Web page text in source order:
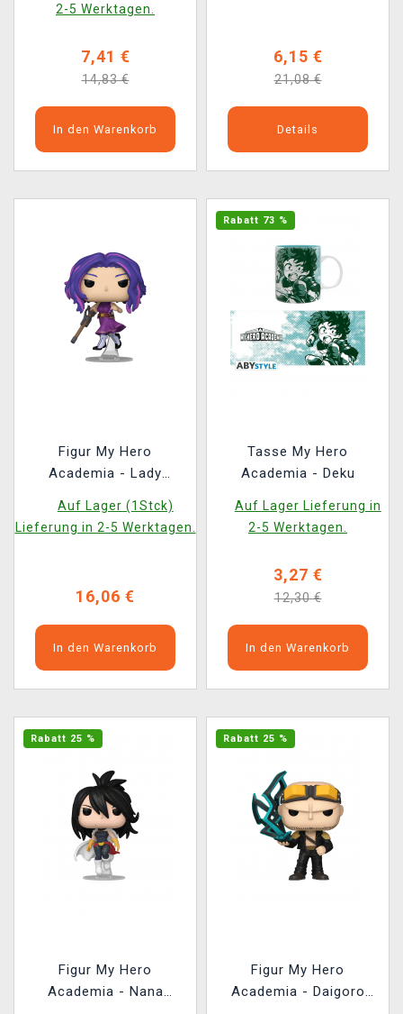
2-5 Werktagen.
7,41 €
14,83 €
In den Warenkorb
6,15 €
21,08 €
Details
Figur My Hero
Academia - Lady
Plus 1831)
Auf Lager (1Stck)
Lieferung in 2-5 Werktagen.
16,06 €
In den Warenkorb
Rabatt 73 %
Tasse My Hero
Academia - Deku
Auf Lager Lieferung in
2-5 Werktagen.
3,27 €
12,30 €
In den Warenkorb
Rabatt 25 %
Figur My Hero
Academia - Nana
Rabatt 25 %
Figur My Hero
Academia - Daigoro